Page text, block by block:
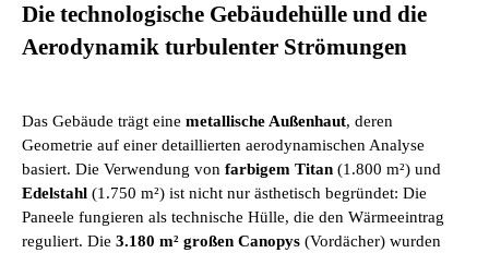
Die technologische Gebäudehülle und die
Aerodynamik turbulenter Strömungen
Das Gebäude trägt eine metallische Außenhaut, deren
Geometrie auf einer detaillierten aerodynamischen Analyse
basiert. Die Verwendung von farbigem Titan (1.800 m²) und
Edelstahl (1.750 m²) ist nicht nur ästhetisch begründet: Die
Paneele fungieren als technische Hülle, die den Wärmeeintrag
reguliert. Die 3.180 m² großen Canopys (Vordächer) wurden